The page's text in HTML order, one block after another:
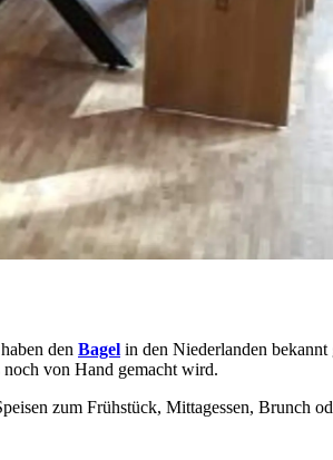
den Bagel in den Niederlanden bekannt
von Hand gemacht wird.
zum Frühstück, Mittagessen, Brunch